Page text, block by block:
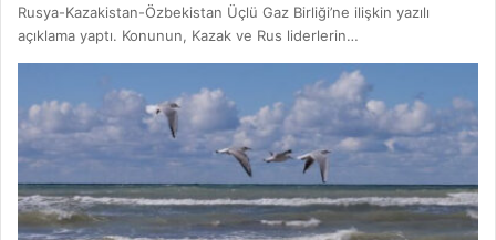
Rusya-Kazakistan-Özbekistan Üçlü Gaz Birliği’ne ilişkin yazılı
açıklama yaptı. Konunun, Kazak ve Rus liderlerin…